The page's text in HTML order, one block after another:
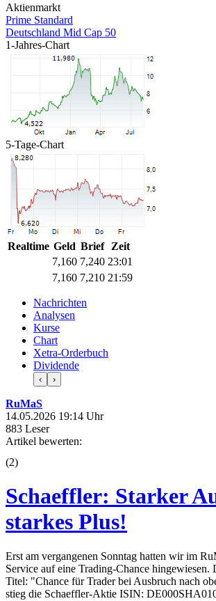
Aktienmarkt
Prime Standard
Deutschland Mid Cap 50
1-Jahres-Chart
5-Tage-Chart
Realtime Geld Brief
Zeit
7,160 7,240 23:01
7,160 7,210 21:59
Nachrichten
Analysen
Kurse
Chart
Xetra-Orderbuch
Dividende
‹ ›
RuMaS
14.05.2026 19:14 Uhr
883 Leser
Artikel bewerten:
(2)
Schaeffler: Starker
starkes Plus!
Erst am vergangenen Sonntag hatten wir im
Service auf eine Trading-Chance hingewiesen.
Titel: "Chance für Trader bei Ausbruch nach
stieg die Schaeffler-Aktie ISIN: